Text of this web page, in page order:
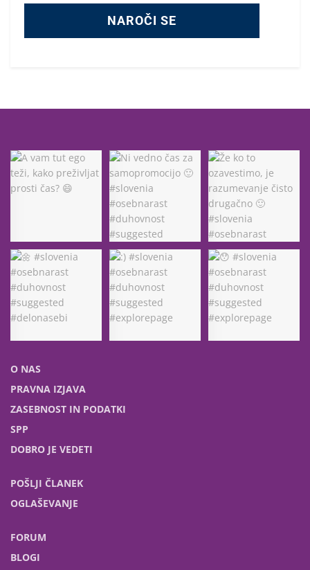
O NAS
PRAVNA IZJAVA
ZASEBNOST IN PODATKI
SPP
DOBRO JE VEDETI
POŠLJI ČLANEK
OGLAŠEVANJE
FORUM
BLOGI